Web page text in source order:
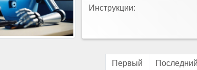
Инструкции:
Первый